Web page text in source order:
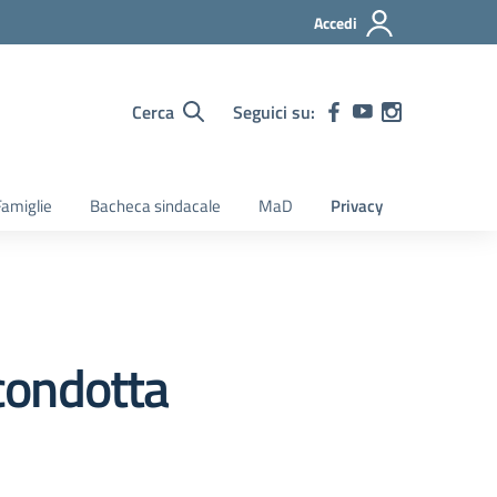
Accedi
Cerca Seguici su:
Bacheca sindacale MaD Privacy